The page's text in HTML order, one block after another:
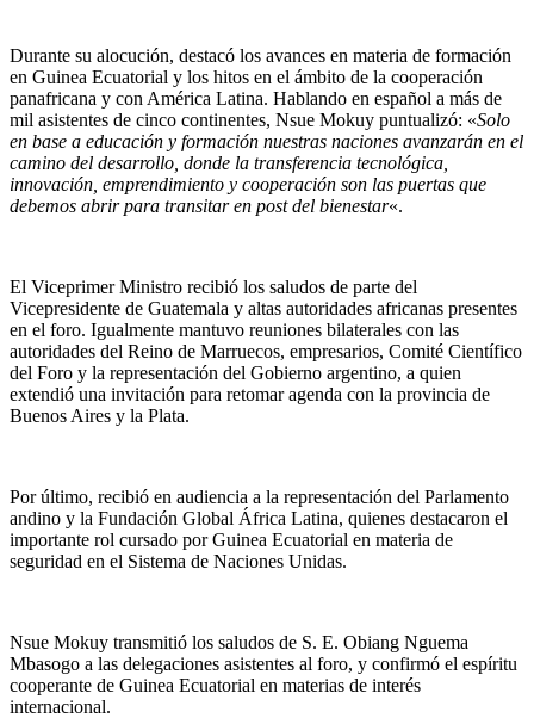
Durante su alocución, destacó los avances en materia de formación
en Guinea Ecuatorial y los hitos en el ámbito de la cooperación
panafricana y con América Latina. Hablando en español a más de
mil asistentes de cinco continentes, Nsue Mokuy puntualizó: «Solo
en base a educación y formación nuestras naciones avanzarán en el
camino del desarrollo, donde la transferencia tecnológica,
innovación, emprendimiento y cooperación son las puertas que
debemos abrir para transitar en post del bienestar«.
El Viceprimer Ministro recibió los saludos de parte del
Vicepresidente de Guatemala y altas autoridades africanas presentes
en el foro. Igualmente mantuvo reuniones bilaterales con las
autoridades del Reino de Marruecos, empresarios, Comité Científico
del Foro y la representación del Gobierno argentino, a quien
extendió una invitación para retomar agenda con la provincia de
Buenos Aires y la Plata.
Por último, recibió en audiencia a la representación del Parlamento
andino y la Fundación Global África Latina, quienes destacaron el
importante rol cursado por Guinea Ecuatorial en materia de
seguridad en el Sistema de Naciones Unidas.
Nsue Mokuy transmitió los saludos de S. E. Obiang Nguema
Mbasogo a las delegaciones asistentes al foro, y confirmó el espíritu
cooperante de Guinea Ecuatorial en materias de interés
internacional.